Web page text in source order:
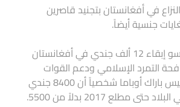
في أفغانستان بتجنيد قاصرين
جنسية أيضاً.
وقرر الحلف في وارسو إبقاء 12 ألف جندي في أفغانستان
التمرد الإسلامي ودعم القوات
النظامية. وأعلن الرئيس باراك أوباما شخصياً أن 8400 جندي
مطلع 2017 بدلاً من 5500.